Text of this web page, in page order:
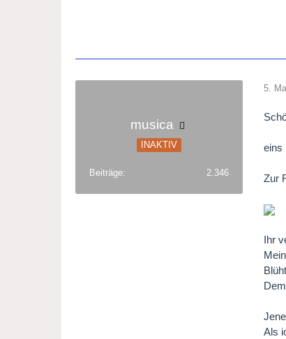
musica
INAKTIV
Beiträge 2.346
5.
eins
Zur
Ihr
Als